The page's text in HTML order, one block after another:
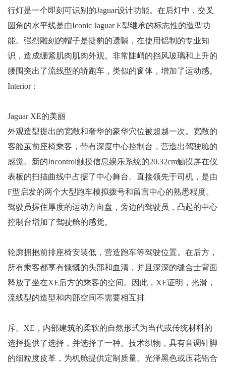
行灯是一个即刻可识别的Jaguar设计功能。在后灯中，交叉
圆角的水平线是由Iconic Jaguar E型继承的标志性的造型功
能。强烈雕刻的帽子是捷豹的遗嘱，在使用铝制的专业知
识，造成绷紧肌肉肌肉外观。非常陡峭的挡风玻璃和上升的
腰围突出了流线型的轿跑车，类似的窗体，增加了运动感。
Interior：
Jaguar XE的美丽
外观造型提出的宽敞和奢华的豪华穴位被超越一次。宽敞的
客舱茧前座椅乘客，带有深度中心控制台，营造出驾驶舱的
感觉。新的Incontrol触摸信息娱乐系统的20.32cm触摸屏在仪
表板的扫描曲线中占据了中心舞台。直接领先于司机，是由
F型启发的两个大型跑车模拟拨号和留言中心的熟悉程度。
驾驶员握住厚度的运动方向盘，旁边的驾驶员，凸起的中心
控制台增加了驾驶舱的感觉。
轮廓拥抱前排座椅安装低，营造跑车等驾驶位置。在后方，
所有乘客都享有慷慨的头部和血清，并且深深的缝合士背面
释放了坐在XE后方的乘客的空间。因此，XE证明，光滑，
流线型的造型和内部空间不需要相互排
斥。XE，内部建筑的柔软的自然形式为当代或传统材料的
选择提供了选择，并选择了一种。技术织物，具有音调针脚
的细粒度皮革，为机舱提供定制质量。光泽黑色或压花铝合